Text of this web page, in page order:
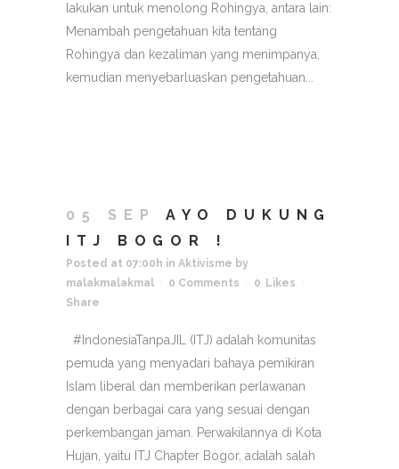
lakukan untuk menolong Rohingya, antara lain:
Menambah pengetahuan kita tentang
Rohingya dan kezaliman yang menimpanya,
kemudian menyebarluaskan pengetahuan...
05 SEP
AYO DUKUNG
ITJ BOGOR !
Posted at 07:00h in Aktivisme by
malakmalakmal
0 Comments 0
Likes
Share
#IndonesiaTanpaJIL (ITJ) adalah komunitas
pemuda yang menyadari bahaya pemikiran
Islam liberal dan memberikan perlawanan
dengan berbagai cara yang sesuai dengan
perkembangan jaman. Perwakilannya di Kota
Hujan, yaitu ITJ Chapter Bogor, adalah salah